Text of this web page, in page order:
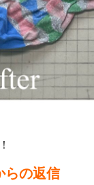
らの返信